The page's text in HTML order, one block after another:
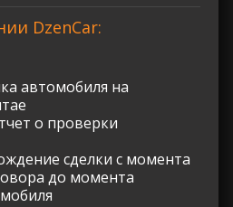
DzenCar:
автомобиля на
о проверки
сделки с момента
до момента